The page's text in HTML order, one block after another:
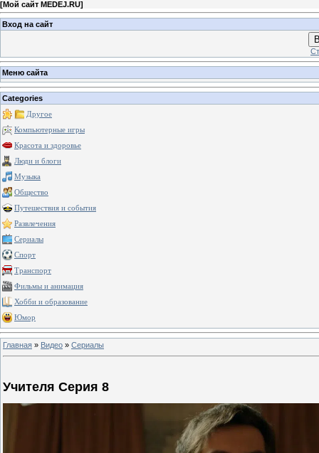
[Мой сайт MEDEJ.RU]
Вход на сайт
Меню сайта
Categories
Другое
Компьютерные игры
Красота и здоровье
Люди и блоги
Музыка
Общество
Путешествия и события
Развлечения
Сериалы
Спорт
Транспорт
Фильмы и анимация
Хобби и образование
Юмор
Главная » Видео » Сериалы
Учителя Серия 8